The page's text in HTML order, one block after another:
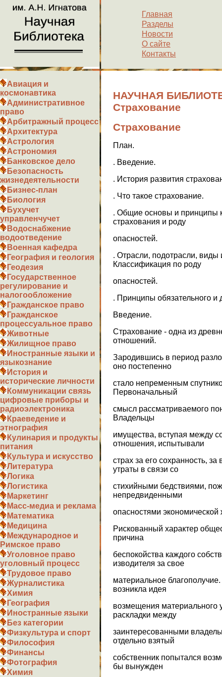
Главная
Разделы
Новости
О сайте
Контакты
Авиация и
космонавтика
Административное
право
Арбитражный процесс
Архитектура
Астрология
Астрономия
Банковское дело
Безопасность
жизнедеятельности
Бизнес-план
Биология
Бухучет
управленчучет
Водоснабжение
водоотведение
Военная кафедра
География и геология
Геодезия
Государственное
регулирование и
налогообложение
Гражданское право
Гражданское
процессуальное право
Животные
Жилищное право
Иностранные языки и
языкознание
История и
исторические личности
Коммуникации связь
цифровые приборы и
радиоэлектроника
Краеведение и
этнография
Кулинария и продукты
питания
Культура и искусство
Литература
Логика
Логистика
Маркетинг
Масс-медиа и реклама
Математика
Медицина
Международное и
Римское право
Уголовное право
уголовный процесс
Трудовое право
Журналистика
Химия
География
Иностранные языки
Без категории
Физкультура и спорт
Философия
Финансы
Фотография
Химия
НАУЧНАЯ
Страхование
Страхование
План.
. Введение.
. История развития
. Что такое страхование.
. Общие основы и принципы
страхования и роду
опасностей.
. Отрасли, подотрасли,
Классификация по роду
опасностей.
. Принципы обязательного и
Введение.
Страхование - одна из
отношений.
Зародившись в период
оно постепенно
стало непременным
Первоначальный
смысл рассматриваемого
Владельцы
имущества, вступая между
отношения, испытывали
страх за его сохранность,
утраты в связи со
стихийными бедствиями,
непредвиденными
опасностями экономической
Рискованный характер
причина
беспокойства каждого
изводителя за свое
материальное
возникла идея
возмещения материального
раскладки между
заинтересованными
отдельно взятый
собственник попытался
бы вынужден